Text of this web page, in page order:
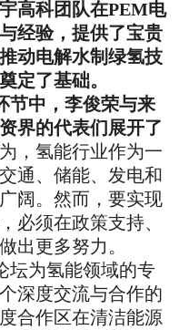
高科团队在PEM电
经验，提供了宝贵
动电解水制绿氢技
定了基础。
节中，李俊荣与来
界的代表们展开了
，氢能行业作为一
通、储能、发电和
阔。然而，要实现
必须在政策支持、
出更多努力。
坛为氢能领域的专
深度交流与合作的
合作区在清洁能源